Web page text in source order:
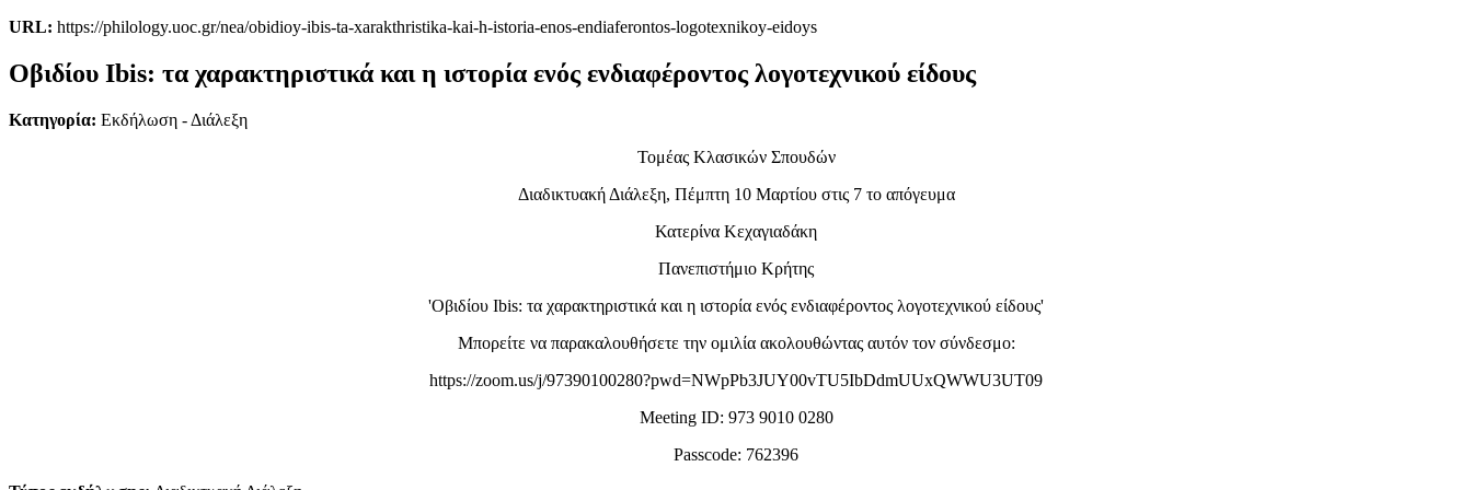
URL: https://philology.uoc.gr/nea/obidioy-ibis-ta-xarakthristika-kai-h-istoria-enos-endiaferontos-logotexnikoy-eidoys
Οβιδίου Ibis: τα χαρακτηριστικά και η ιστορία ενός ενδιαφέροντος λογοτεχνικού είδους
Κατηγορία: Εκδήλωση - Διάλεξη
Τομέας Κλασικών Σπουδών
Διαδικτυακή Διάλεξη, Πέμπτη 10 Μαρτίου στις 7 το απόγευμα
Κατερίνα Κεχαγιαδάκη
Πανεπιστήμιο Κρήτης
'Οβιδίου Ibis: τα χαρακτηριστικά και η ιστορία ενός ενδιαφέροντος λογοτεχνικού είδους'
Μπορείτε να παρακαλουθήσετε την ομιλία ακολουθώντας αυτόν τον σύνδεσμο:
https://zoom.us/j/97390100280?pwd=NWpPb3JUY00vTU5IbDdmUUxQWWU3UT09
Meeting ID: 973 9010 0280
Passcode: 762396